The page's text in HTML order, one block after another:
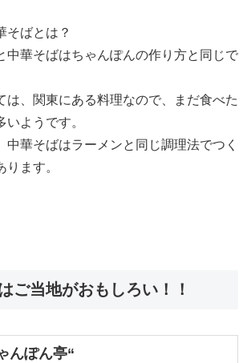
そばとは？
中華そばはちゃんぽんの作り方と同じで
は、関東にある料理なので、まだ食べた
いようです。
中華そばはラーメンと同じ調理法でつく
ります。
ご当地がおもしろい！！
んぽん亭“